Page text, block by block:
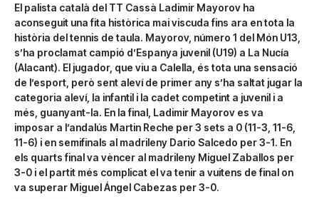
El palista català del TT Cassà Ladimir Mayorov ha
aconseguit una fita històrica mai viscuda fins ara en tota la
història del tennis de taula. Mayorov, número 1 del Món U13,
s’ha proclamat campió d’Espanya juvenil (U19) a La Nucía
(Alacant). El jugador, que viu a Calella, és tota una sensació
de l’esport, però sent aleví de primer any s’ha saltat jugar la
categoria aleví, la infantil i la cadet competint a juvenil i a
més, guanyant-la. En la final, Ladimir Mayorov es va
imposar a l’andalús Martin Reche per 3 sets a 0 (11-3, 11-6,
11-6) i en semifinals al madrileny Dario Salcedo per 3-1. En
els quarts final va vèncer al madrileny Miguel Zaballos per
3-0 i el partit més complicat el va tenir a vuitens de final on
va superar Miguel Ángel Cabezas per 3-0.